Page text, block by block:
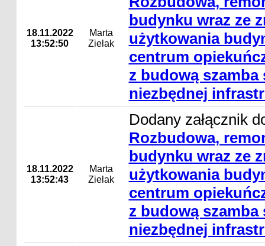
18.11.2022
13:52:50
Marta
Zielak
budynku wraz ze
użytkowania
centrum
z budową szamba
niezbędnej
18.11.2022
13:52:43
Marta
Zielak
Dodany załącznik
Rozbudowa,
budynku wraz ze
użytkowania
centrum
z budową szamba
niezbędnej